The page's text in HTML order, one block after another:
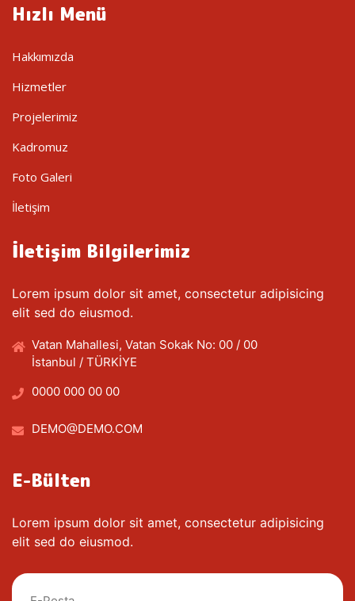
Hızlı Menü
Hakkımızda
Hizmetler
Projelerimiz
Kadromuz
Foto Galeri
İletişim
İletişim Bilgilerimiz
Lorem ipsum dolor sit amet, consectetur adipisicing
elit sed do eiusmod.
Vatan Mahallesi, Vatan Sokak No: 00 / 00
İstanbul / TÜRKİYE
0000 000 00 00
DEMO@DEMO.COM
E-Bülten
Lorem ipsum dolor sit amet, consectetur adipisicing
elit sed do eiusmod.